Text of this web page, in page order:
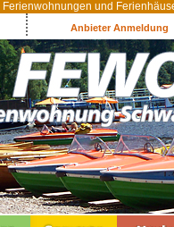
Ferienwohnungen und
Anbieter Anmeldung